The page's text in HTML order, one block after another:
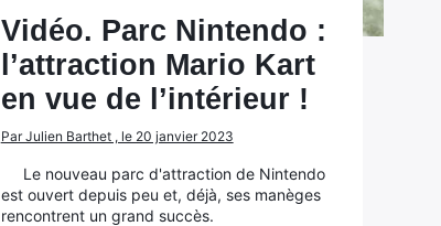
Vidéo. Parc Nintendo :
l’attraction Mario Kart
en vue de l’intérieur !
Par Julien Barthet , le 20 janvier 2023
Le nouveau parc d'attraction de Nintendo
est ouvert depuis peu et, déjà, ses manèges
rencontrent un grand succès.